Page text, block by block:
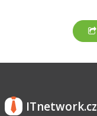
ITnetwork.cz